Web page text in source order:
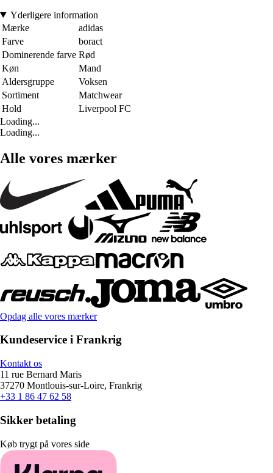
Yderligere information
Mærke
adidas
Farve
boract
Dominerende farve Rød
Køn
Mand
Aldersgruppe
Voksen
Sortiment
Matchwear
Hold
Liverpool FC
Loading...
Loading...
Alle vores mærker
Opdag alle vores mærker
Kundeservice i Frankrig
Kontakt os
11 rue Bernard Maris
37270 Montlouis-sur-Loire, Frankrig
+33 1 86 47 62 58
Sikker betaling
Køb trygt på vores side